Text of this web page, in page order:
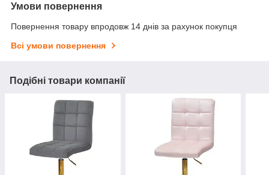
Умови повернення
Повернення товару впродовж 14 днів за рахунок покупця
Всі умови повернення
Подібні товари компанії